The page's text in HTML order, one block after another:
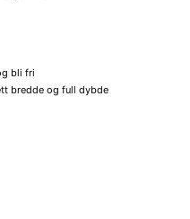
bli fri
bredde og full dybde